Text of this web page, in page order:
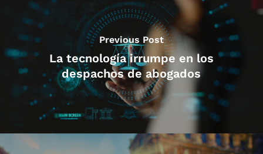
Previous Post
La tecnología irrumpe en los
despachos de abogados